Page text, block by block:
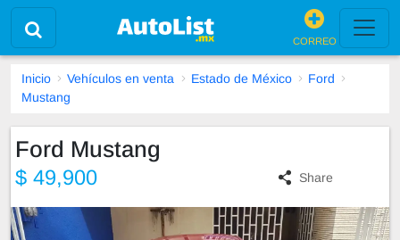
CORREO
Inicio Vehículos en venta Estado de México
Ford
Mustang
Ford Mustang
$ 49,900 Share